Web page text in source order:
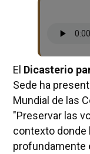
El Dicasterio
Sede ha
Mundial de las
"Preservar las
contexto donde
profundamente